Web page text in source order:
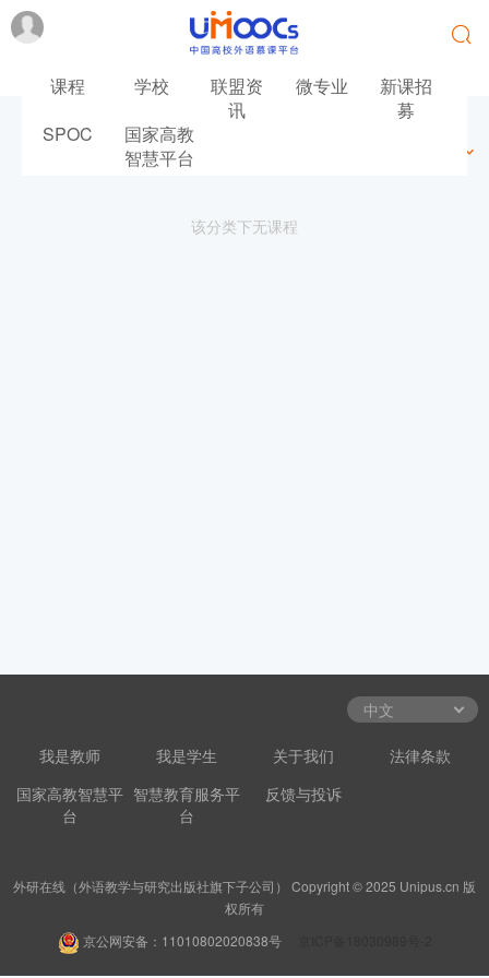
课程 学校
联盟资
讯
微专业
新课招
募
SPOC
国家高教
智慧平台
该分类下无课程
我是教师 我是学生 关于我们
法律条款
国家高教智慧平
台
智慧教育服务平
台
反馈与投诉
外研在线（外语教学与研究出版社旗下子公司） Copyright © 2025 Unipus.cn 版
权所有
京公网安备：11010802020838号